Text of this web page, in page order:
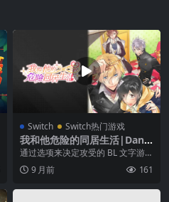
Switch Switch热门游戏
我和他危险的同居生活|Dang
erous living together with
通过选项来决定攻受的 BL 文字游戏
“我和他的危险同居生活” 来自日本
的留学生阳...
9 月前 161